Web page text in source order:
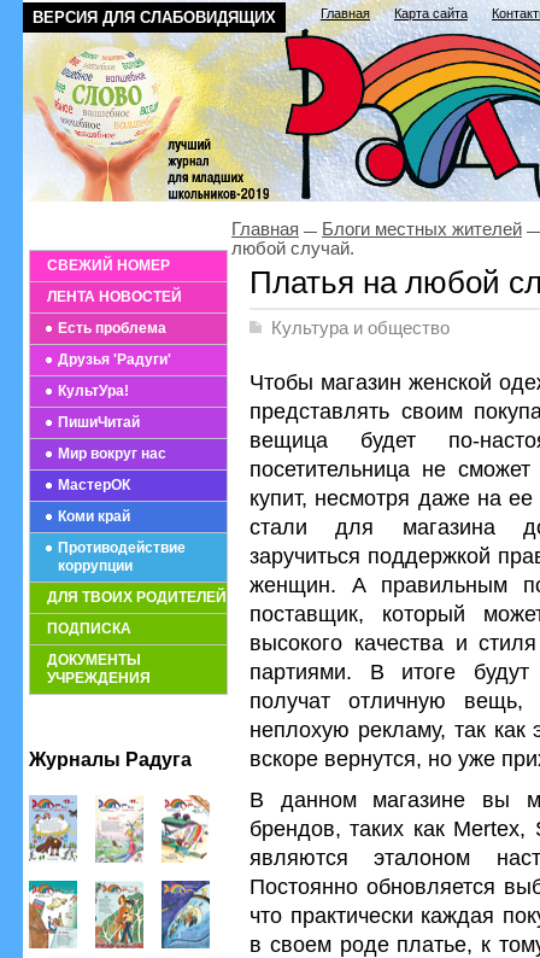
ВЕРСИЯ ДЛЯ СЛАБОВИДЯЩИХ Главная Карта сайта
СВЕЖИЙ НОМЕР
ЛЕНТА НОВОСТЕЙ
Есть проблема
Друзья 'Радуги'
КультУра!
ПишиЧитай
Мир вокруг нас
МастерОК
Коми край
Противодействие
коррупции
ДЛЯ ТВОИХ РОДИТЕЛЕЙ
ПОДПИСКА
ДОКУМЕНТЫ
УЧРЕЖДЕНИЯ
Журналы Радуга
Главная
Блоги местных жителей
любой случай.
Платья на любой
Культура и общество
Чтобы магазин женской
представлять своим
вещица будет по-
посетительница не
купит, несмотря даже на
стали для магазина
заручиться поддержкой
женщин. А правильным
поставщик, который
высокого качества и
партиями. В итоге
получат отличную
неплохую рекламу, так как
вскоре вернутся, но уже
В данном магазине вы
брендов, таких как
являются эталоном
Постоянно обновляется
что практически каждая
в своем роде платье, к